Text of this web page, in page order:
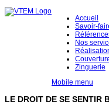
Accueil
Savoir-
Nos
Zinguerie
Mobile menu
LE DROIT DE SE SENTIR